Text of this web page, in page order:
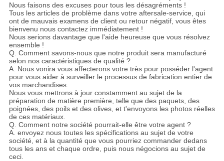
Nous faisons des excuses pour tous les désagréments !
Tous les articles de problème dans votre aftersale-service, qui
ont de mauvais examens de client ou retour négatif, vous êtes
bienvenu nous contactez immédiatement !
Nous serions davantage que l'aide heureuse que vous résolvez
ensemble !
Q. Comment savons-nous que notre produit sera manufacturé
selon nos caractéristiques de qualité ?
A. Nous vonira vous affecterons votre très pour posséder l'agent
pour vous aider à surveiller le processus de fabrication entier de
vos marchandises.
Nous vous mettrons à jour constamment au sujet de la
préparation de matière première, telle que des paquets, des
poignées, des poils et des olives, et t'envoyons les photos réelles
de ces matériaux.
Q. Comment notre société pourrait-elle être votre agent ?
A. envoyez nous toutes les spécifications au sujet de votre
société, et à la quantité que vous pourriez commander dedans
tous les ans et chaque ordre, puis nous négocions au sujet de
ceci.